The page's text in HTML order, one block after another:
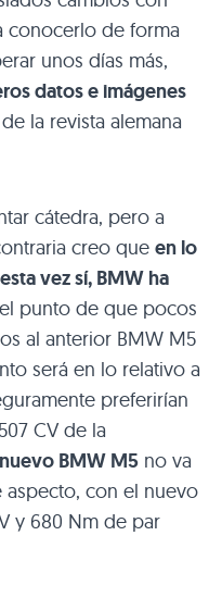
conocerlo de forma
unos días más,
datos e imágenes
la revista alemana
cátedra, pero a
creo que en lo
vez sí, BMW ha
punto de que pocos
al anterior BMW M5
será en lo relativo a
preferirían
CV de la
nuevo BMW M5 no va
aspecto, con el nuevo
y 680 Nm de par